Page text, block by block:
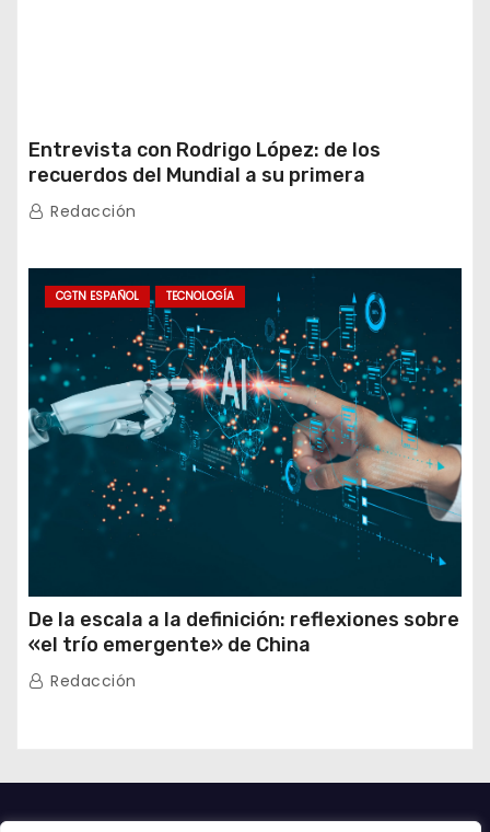
Entrevista con Rodrigo López: de los
recuerdos del Mundial a su primera
experiencia en China
Redacción
CGTN ESPAÑOL TECNOLOGÍA
De la escala a la definición: reflexiones sobre
«el trío emergente» de China
Redacción